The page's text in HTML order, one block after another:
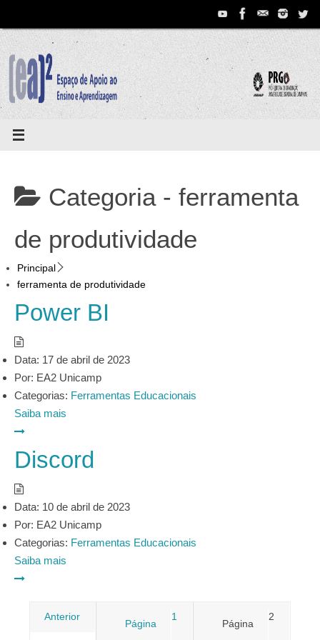
conteúdo
Categoria - ferramenta
de produtividade
Principal
ferramenta de produtividade
Power BI
Data: 17 de abril de 2023
Por: EA2 Unicamp
Categorias: Ferramentas Educacionais
Saiba mais
Discord
Data: 10 de abril de 2023
Por: EA2 Unicamp
Categorias: Ferramentas Educacionais
Saiba mais
Paginação
Anterior
Página
1
Página
2